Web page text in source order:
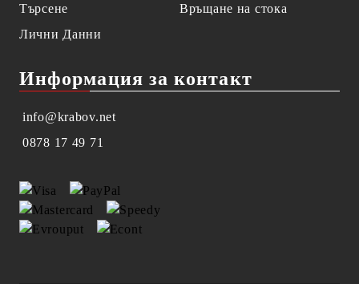
Търсене
Лични Данни
Връщане на стока
Информация за контакт
info@krabov.net
0878 17 49 71